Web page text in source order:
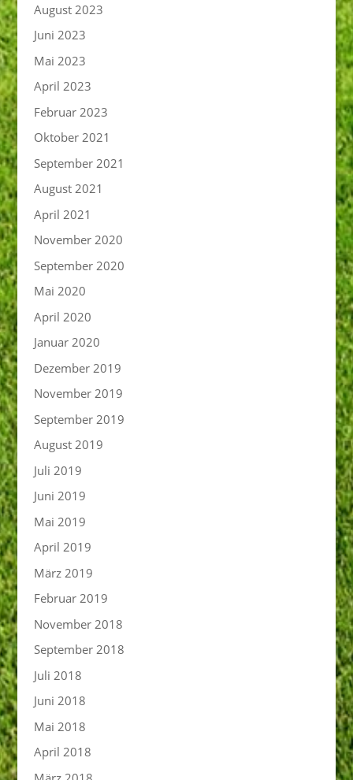
August 2023
Juni 2023
Mai 2023
April 2023
Februar 2023
Oktober 2021
September 2021
August 2021
April 2021
November 2020
September 2020
Mai 2020
April 2020
Januar 2020
Dezember 2019
November 2019
September 2019
August 2019
Juli 2019
Juni 2019
Mai 2019
April 2019
März 2019
Februar 2019
November 2018
September 2018
Juli 2018
Juni 2018
Mai 2018
April 2018